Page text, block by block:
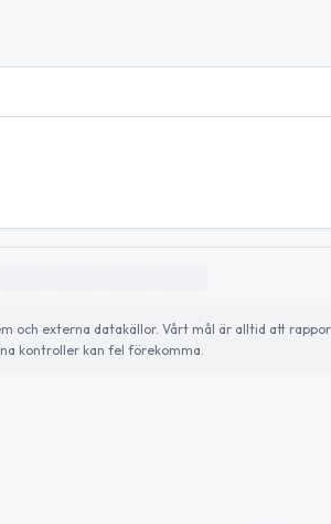
och externa datakällor. Vårt mål är alltid att
kontroller kan fel förekomma.